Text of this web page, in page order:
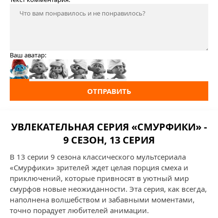
Ваш аватар:
ОТПРАВИТЬ
УВЛЕКАТЕЛЬНАЯ СЕРИЯ «СМУРФИКИ» -
9 СЕЗОН, 13 СЕРИЯ
В 13 серии 9 сезона классического мультсериала
«Смурфики» зрителей ждет целая порция смеха и
приключений, которые привносят в уютный мир
смурфов новые неожиданности. Эта серия, как всегда,
наполнена волшебством и забавными моментами,
точно порадует любителей анимации.